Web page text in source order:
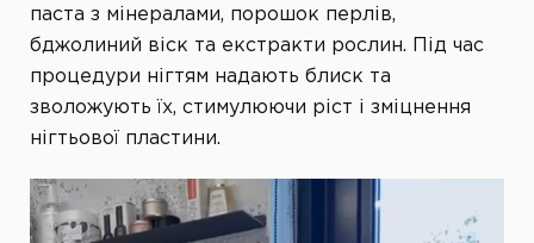
паста з мінералами, порошок перлів,
бджолиний віск та екстракти рослин. Під час
процедури нігтям надають блиск та
зволожують їх, стимулюючи ріст і зміцнення
нігтьової пластини.
Видеоплеер